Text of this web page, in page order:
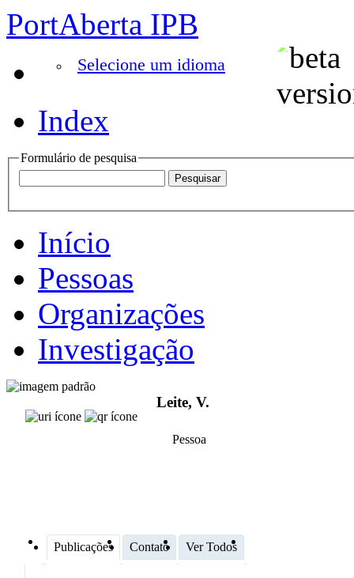
PortAberta IPB
Selecione um idioma
Index
Formulário de pesquisa
Início
Pessoas
Organizações
Investigação
Leite, V.
Pessoa
Publicações Contato Ver Todos